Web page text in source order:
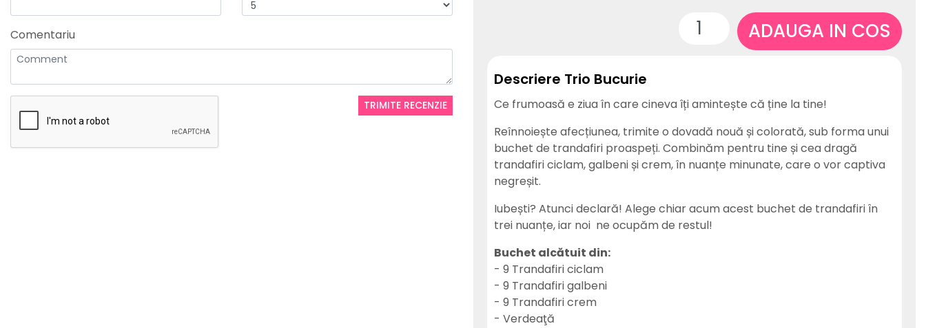
Comentariu
TRIMITE RECENZIE
ADAUGA IN COS
Descriere Trio Bucurie
Ce frumoasă e ziua în care cineva îți amintește că ține la tine!
Reînnoiește afecțiunea, trimite o dovadă nouă și colorată, sub forma unui
buchet de trandafiri proaspeți. Combinăm pentru tine și cea dragă
trandafiri ciclam, galbeni și crem, în nuanțe minunate, care o vor captiva
negreșit.
Iubești? Atunci declară! Alege chiar acum acest buchet de trandafiri în
trei nuanțe, iar noi ne ocupăm de restul!
Buchet alcătuit din:
- 9 Trandafiri ciclam
- 9 Trandafiri galbeni
- 9 Trandafiri crem
- Verdeaţă